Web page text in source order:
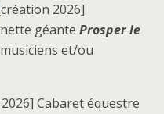
2026]
géante Prosper le
et/ou
Cabaret équestre